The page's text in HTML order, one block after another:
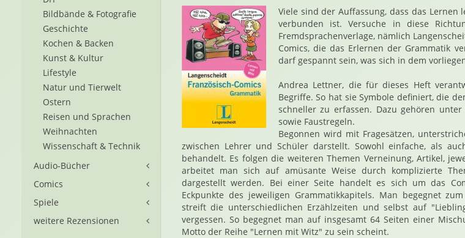
Viele sind der Auffassung, dass das
verbunden ist. Versuche in diese
Fremdsprachenverlage, nämlich
Comics, die das Erlernen der Grammatik
darf gespannt sein, was sich in dem
Andrea Lettner, die für dieses Heft
Begriffe. So hat sie Symbole definiert, die
schneller zu erfassen. Dazu gehören
sowie Faustregeln.
Begonnen wird mit Fragesätzen,
zwischen Lehrer und Schüler darstellt. Sowohl einfache, als
behandelt. Es folgen die weiteren Themen Verneinung, Artikel,
arbeitet man sich auf amüsante Weise durch komplizierte
dargestellt werden. Bei einer Seite handelt es sich um das
Eckpunkte des jeweiligen Grammatikkapitels. Man begegnet
streift die unterschiedlichen Erzählzeiten und selbst auf
vergessen. So begegnet man auf insgesamt 64 Seiten einer
Motto der Reihe "Lernen mit Witz" zu sein scheint.
Bildbände & Fotografie
Geschichte
Kochen & Backen
Kunst & Kultur
Lifestyle
Natur und Tierwelt
Ostern
Reisen und Sprachen
Weihnachten
Wissenschaft & Technik
Audio-Bücher
Comics
Spiele
weitere Rezensionen